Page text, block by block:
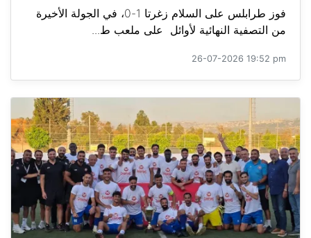
فوز طرابلس على السلام زغرتا 1-0، في الجولة الأخيرة
من التصفية النهائية لأوائل على ملعب ط...
26-07-2026 19:52 pm